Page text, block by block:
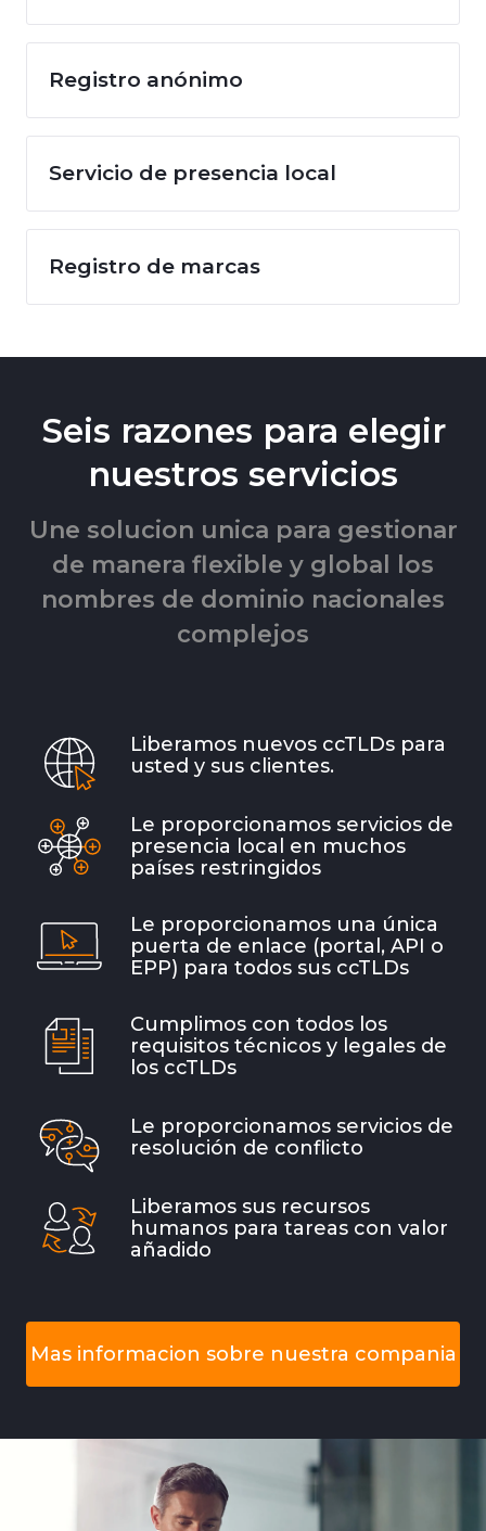
Registro anónimo
Servicio de presencia local
Registro de marcas
Seis razones para elegir
nuestros servicios
Une solucion unica para gestionar
de manera flexible y global los
nombres de dominio nacionales
complejos
Liberamos nuevos ccTLDs para
usted y sus clientes.
Le proporcionamos servicios de
presencia local en muchos
países restringidos
Le proporcionamos una única
puerta de enlace (portal, API o
EPP) para todos sus ccTLDs
Cumplimos con todos los
requisitos técnicos y legales de
los ccTLDs
Le proporcionamos servicios de
resolución de conflicto
Liberamos sus recursos
humanos para tareas con valor
añadido
Mas informacion sobre nuestra compania